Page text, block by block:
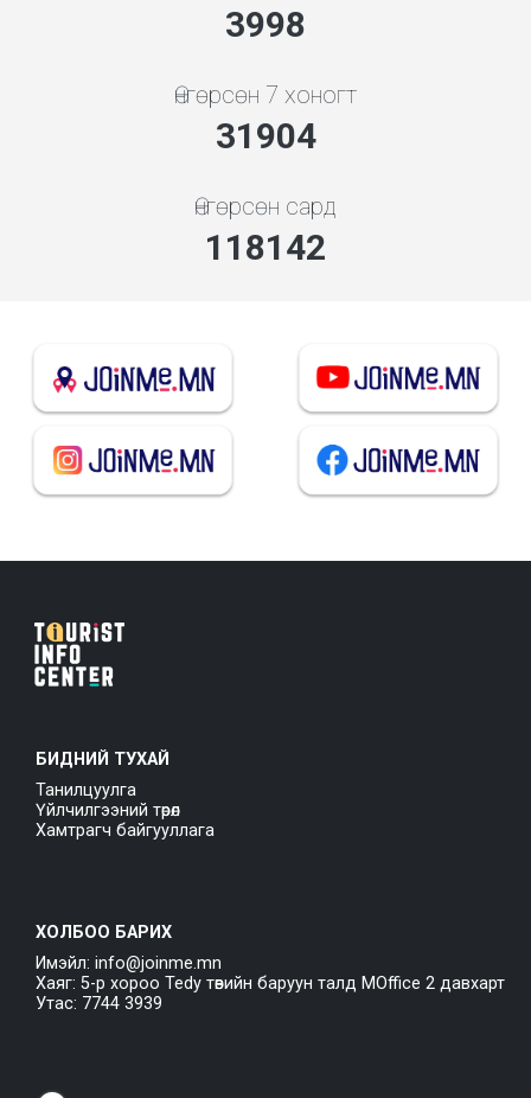
3998
Өнгөрсөн 7 хоногт
34358
Өнгөрсөн сард
127230
БИДНИЙ ТУХАЙ
Танилцуулга
Үйлчилгээний төрөл
Хамтрагч байгууллага
ХОЛБОО БАРИХ
Имэйл: info@joinme.mn
Хаяг: 5-р хороо Tedy төвийн баруун талд MOffice 2 давхарт
Утас: 7744 3939